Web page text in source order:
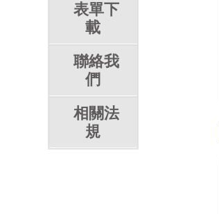
表單下
載
聯絡我
們
相關法
規